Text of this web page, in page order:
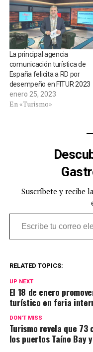
La principal agencia
comunicación turística de
España felicita a RD por
desempeño en FITUR 2023
enero 25, 2023
En «Turismo»
Suscríbete y recibe
Escribe tu correo electrónico…
RELATED TOPICS:
UP NEXT
El 18 de enero
turístico en feria
DON'T MISS
Turismo revela que
los puertos Taíno Bay